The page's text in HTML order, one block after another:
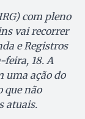
com pleno
vai recorrer
e Registros
feira, 18. A
uma ação do
que não
atuais.